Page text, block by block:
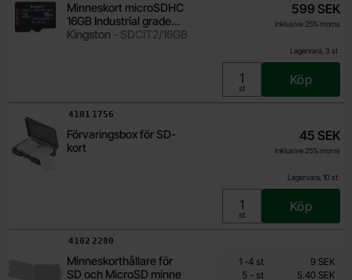
Minneskort microSDHC
16GB Industrial grade
Kingston
Kingston - SDCIT2/16GB
Lagervara, 3 st
599 SEK
Inklusive 25% moms
Enhet:
st
Köp
Förvaringsbox för SD-
kort
Art. nr
4101 1756
Lagervara, 10 st
45 SEK
Inklusive 25% moms
Enhet:
st
Köp
Minneskorthållare för
SD och MicroSD minne
Art. nr
4102 2280
5.40 SEK
Mängdrabatt
Antal Pris /st
1 -till
4 st
9 SEK
5 - till
st 5.40 SEK